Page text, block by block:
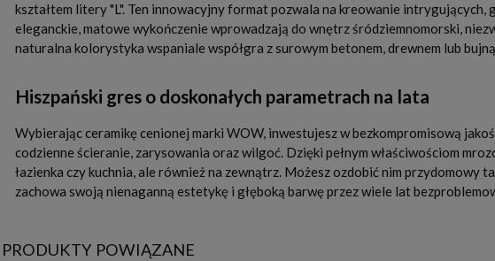
kształtem litery "L". Ten innowacyjny format pozwala na kreowanie
eleganckie, matowe wykończenie wprowadzają do wnętrz śródziemnomorski,
naturalna kolorystyka wspaniale współgra z surowym betonem, drewnem lub
Hiszpański gres o doskonałych parametrach na lata
Wybierając ceramikę cenionej marki WOW, inwestujesz w bezkompromisową
codzienne ścieranie, zarysowania oraz wilgoć. Dzięki pełnym właściwościom
łazienka czy kuchnia, ale również na zewnątrz. Możesz ozdobić nim
zachowa swoją nienaganną estetykę i głęboką barwę przez wiele lat
PRODUKTY POWIĄZANE